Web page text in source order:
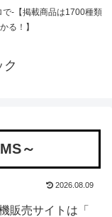
-【掲載商品は1700種類
る！】
～
2026.08.09
販売サイトは「